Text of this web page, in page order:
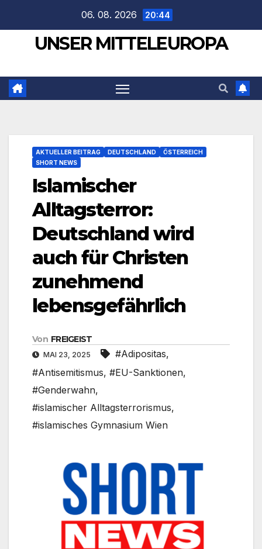
springen
06. 08. 2026 20:44
UNSER MITTELEUROPA
AKTUELLER BEITRAG DEUTSCHLAND
ÖSTERREICH
SHORT NEWS
Islamischer
Alltagsterror:
Deutschland wird
auch für Christen
zunehmend
lebensgefährlich
Von FREIGEIST
MAI 23, 2025 #Adipositas,
#Antisemitismus, #EU-Sanktionen,
#Genderwahn,
#islamischer Alltagsterrorismus,
#islamisches Gymnasium Wien